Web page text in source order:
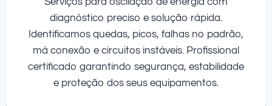
diagnóstico preciso e solução rápida.
Identificamos quedas, picos, falhas no padrão,
má conexão e circuitos instáveis. Profissional
certificado garantindo segurança, estabilidade
e proteção dos seus equipamentos.